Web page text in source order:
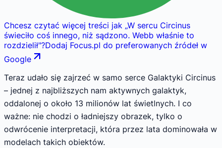
Chcesz czytać więcej treści jak „W sercu Circinus
świeciło coś innego, niż sądzono. Webb właśnie to
rozdzielił"?Dodaj Focus.pl do preferowanych źródeł w
Google
Teraz udało się zajrzeć w samo serce Galaktyki Circinus
– jednej z najbliższych nam aktywnych galaktyk,
oddalonej o około 13 milionów lat świetlnych. I co
ważne: nie chodzi o ładniejszy obrazek, tylko o
odwrócenie interpretacji, która przez lata dominowała w
modelach takich obiektów.